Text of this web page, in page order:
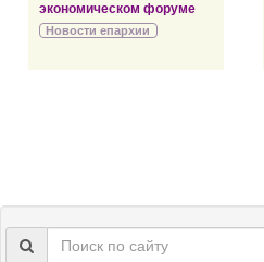
экономическом форуме
Новости епархии